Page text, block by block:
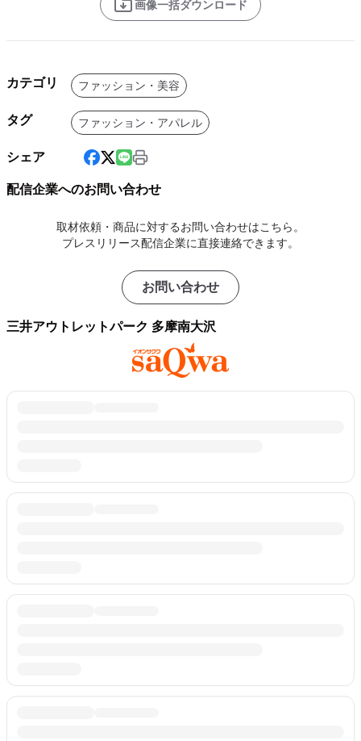
画像一括ダウンロード
カテゴリ ファッション・美容
タグ ファッション・アパレル
シェア
配信企業へのお問い合わせ
取材依頼・商品に対するお問い合わせはこちら。
プレスリリース配信企業に直接連絡できます。
お問い合わせ
三井アウトレットパーク 多摩南大沢